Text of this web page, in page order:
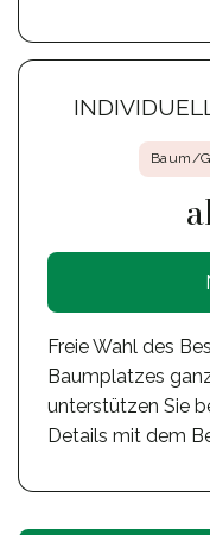
Baum/
Freie Wahl des
Baumplatzes
unterstützen Sie
Details mit dem